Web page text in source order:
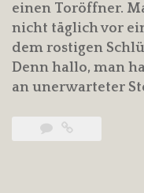
einen Toröffner.
nicht täglich vor
dem rostigen
Denn hallo, man
an unerwarteter